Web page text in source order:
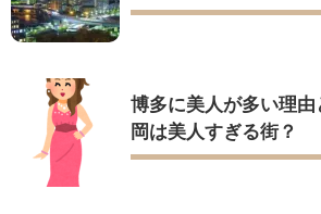
博多に美人が多い理
岡は美人すぎる街？